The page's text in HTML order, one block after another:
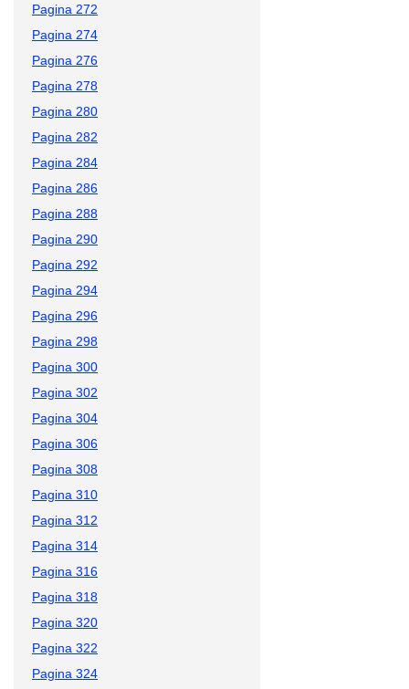
Pagina 272
Pagina 274
Pagina 276
Pagina 278
Pagina 280
Pagina 282
Pagina 284
Pagina 286
Pagina 288
Pagina 290
Pagina 292
Pagina 294
Pagina 296
Pagina 298
Pagina 300
Pagina 302
Pagina 304
Pagina 306
Pagina 308
Pagina 310
Pagina 312
Pagina 314
Pagina 316
Pagina 318
Pagina 320
Pagina 322
Pagina 324